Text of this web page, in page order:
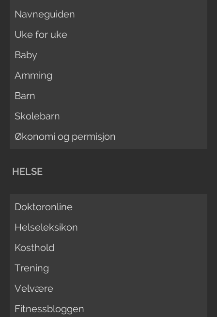
Navneguiden
Uke for uke
Baby
Amming
Barn
Skolebarn
Økonomi og permisjon
HELSE
Doktoronline
Helseleksikon
Kosthold
Trening
Velvære
Fitnessbloggen